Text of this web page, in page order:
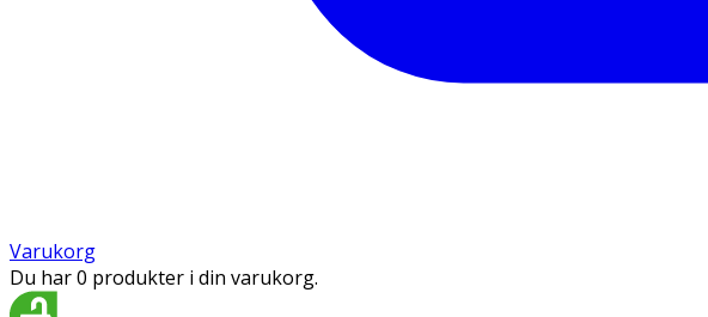
Varukorg
Du har 0 produkter i din varukorg.